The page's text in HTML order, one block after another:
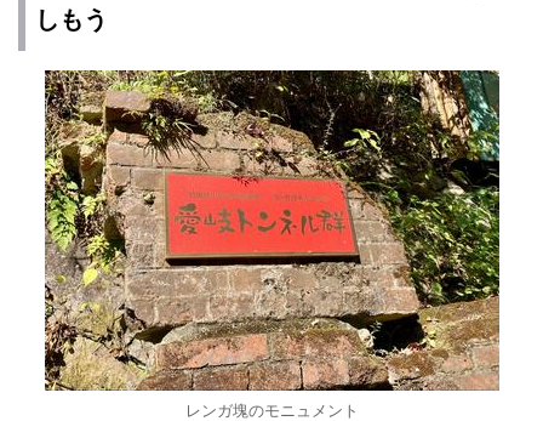
しもう
レンガ塊のモニュメント